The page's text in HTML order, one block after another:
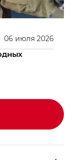
06 июля 2026